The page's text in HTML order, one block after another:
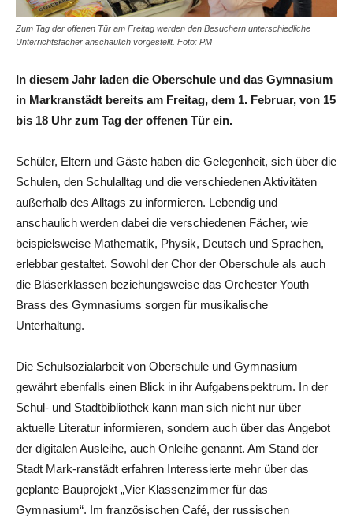
Zum Tag der offenen Tür am Freitag werden den Besuchern unterschiedliche
Unterrichtsfächer anschaulich vorgestellt. Foto: PM
In diesem Jahr laden die Oberschule und das Gymnasium
in Markranstädt bereits am Freitag, dem 1. Februar, von 15
bis 18 Uhr zum Tag der offenen Tür ein.
Schüler, Eltern und Gäste haben die Gelegenheit, sich über die
Schulen, den Schulalltag und die verschiedenen Aktivitäten
außerhalb des Alltags zu informieren. Lebendig und
anschaulich werden dabei die verschiedenen Fächer, wie
beispielsweise Mathematik, Physik, Deutsch und Sprachen,
erlebbar gestaltet. Sowohl der Chor der Oberschule als auch
die Bläserklassen beziehungsweise das Orchester Youth
Brass des Gymnasiums sorgen für musikalische
Unterhaltung.
Die Schulsozialarbeit von Oberschule und Gymnasium
gewährt ebenfalls einen Blick in ihr Aufgabenspektrum. In der
Schul- und Stadtbibliothek kann man sich nicht nur über
aktuelle Literatur informieren, sondern auch über das Angebot
der digitalen Ausleihe, auch Onleihe genannt. Am Stand der
Stadt Mark-ranstädt erfahren Interessierte mehr über das
geplante Bauprojekt „Vier Klassenzimmer für das
Gymnasium“. Im französischen Café, der russischen